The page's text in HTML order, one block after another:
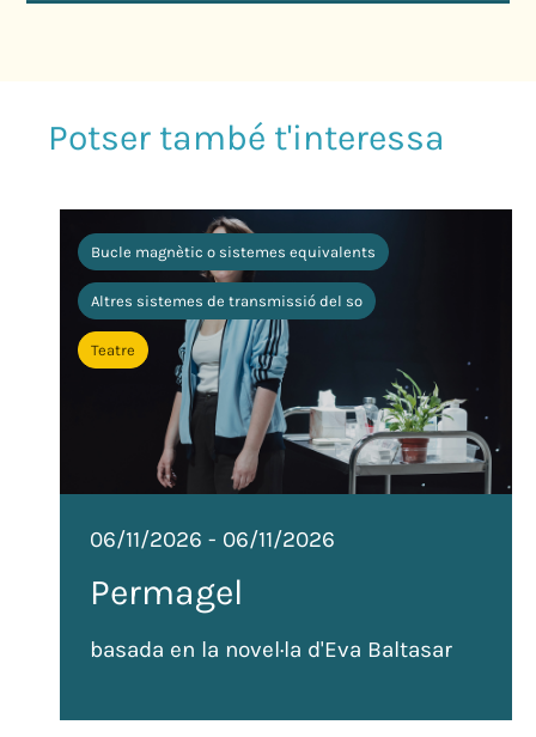
Bucle magnètic o sistemes equivalents
Altres sistemes de transmissió del so
Teatre
06/11/2026 - 06/11/2026
Permagel
basada en la novel·la d'Eva Baltasar